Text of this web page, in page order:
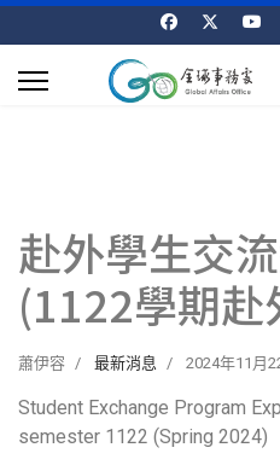
赴外學生交
(1122學期赴
蕭伊容 最新消息 2024年11月
Student Exchange Program
semester 1122 (Spring 2024)